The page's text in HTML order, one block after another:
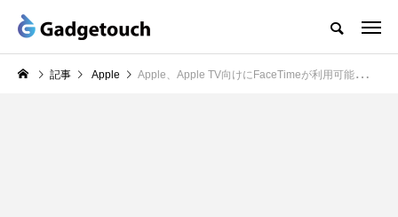
記事 Apple Apple、Apple TV向けにFaceTimeが利用可能になった「tvOS 17」リリース